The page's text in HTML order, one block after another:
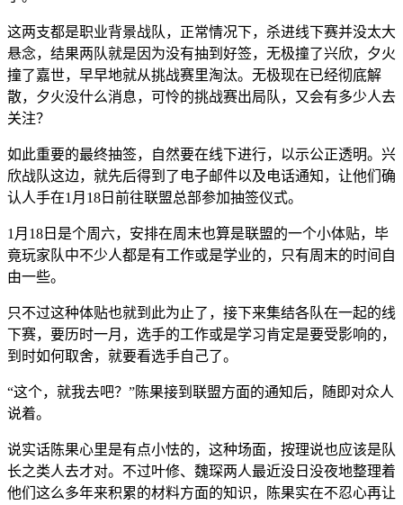
这两支都是职业背景战队，正常情况下，杀进线下赛并没太大
悬念，结果两队就是因为没有抽到好签，无极撞了兴欣，夕火
撞了嘉世，早早地就从挑战赛里淘汰。无极现在已经彻底解
散，夕火没什么消息，可怜的挑战赛出局队，又会有多少人去
关注？
如此重要的最终抽签，自然要在线下进行，以示公正透明。兴
欣战队这边，就先后得到了电子邮件以及电话通知，让他们确
认人手在1月18日前往联盟总部参加抽签仪式。
1月18日是个周六，安排在周末也算是联盟的一个小体贴，毕
竟玩家队中不少人都是有工作或是学业的，只有周末的时间自
由一些。
只不过这种体贴也就到此为止了，接下来集结各队在一起的线
下赛，要历时一月，选手的工作或是学习肯定是要受影响的，
到时如何取舍，就要看选手自己了。
“这个，就我去吧？”陈果接到联盟方面的通知后，随即对众人
说着。
说实话陈果心里是有点小怯的，这种场面，按理说也应该是队
长之类人去才对。不过叶修、魏琛两人最近没日没夜地整理着
他们这么多年来积累的材料方面的知识，陈果实在不忍心再让